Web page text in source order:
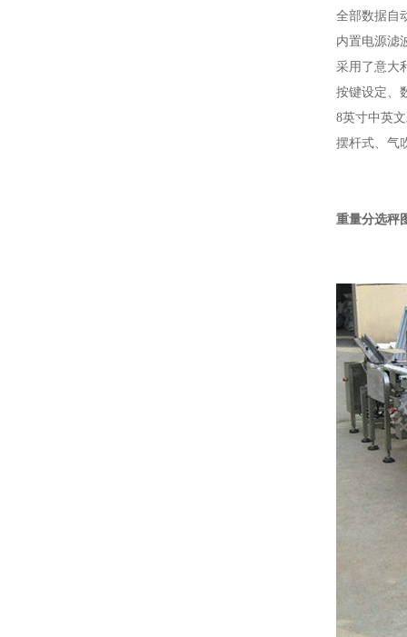
全部数据自
内置电源滤
采用了意大
按键设定、
8英寸中英
摆杆式、气
重量分选秤